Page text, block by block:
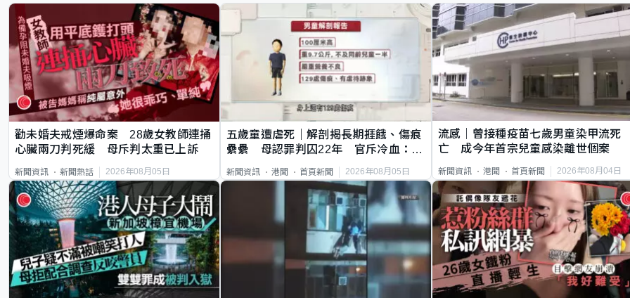
勸未婚夫戒煙爆命案 28歲女教師連捅
心臟兩刀判死緩 母斥判太重已上訴
新聞資訊 新聞熱話 2026年08月05日
五歲童遭虐死｜解剖揭長期捱餓、傷痕
纍纍 母認罪判囚22年 官斥冷血：同
新聞資訊 港聞 首頁新聞 2026年08月05日
流感｜曾接種疫苗七歲男童染甲流死
亡 成今年首宗兒童感染離世個案
新聞資訊 港聞 首頁新聞 2026年08月04日